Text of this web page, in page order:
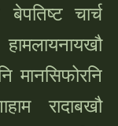
बेपतिष्ट चार्च
मानसिफोरनि
रादाबखौ